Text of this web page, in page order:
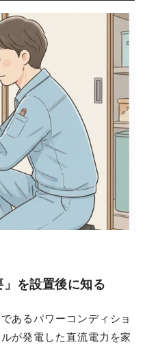
」を設置後に知る
あるパワーコンディショ
が発電した直流電力を家